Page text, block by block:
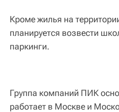
Кроме жилья на
планируется возвести
паркинги.
Группа компаний ПИК
работает в Москве и